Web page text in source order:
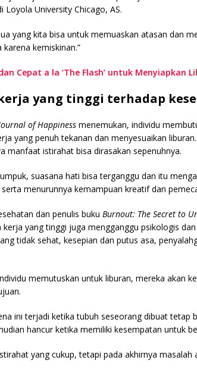
University Chicago, AS.
yang kita bisa untuk memuaskan atasan dan
kemiskinan.”
Cepat a la ‘The Flash’ untuk Menyiapkan
yang tinggi terhadap
of Happiness menemukan, individu
yang penuh tekanan dan menyesuaikan
manfaat istirahat bisa dirasakan sepenuhnya.
suasana hati bisa terganggu dan itu
menurunnya kemampuan kreatif dan
dan penulis buku Burnout: The Secret to
yang tinggi juga mengganggu psikologis
tidak sehat, kesepian dan putus asa,
memutuskan untuk liburan, mereka akan
ini terjadi ketika tubuh seseorang dibuat tetap
hancur ketika memiliki kesempatan untuk
yang cukup, tetapi pada akhirnya masalah